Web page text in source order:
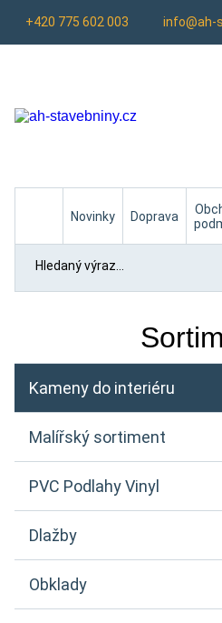
+420 775 602 003 info@ah-
Novinky
Doprava
Kameny do interiéru
Malířský sortiment
PVC Podlahy Vinyl
Dlažby
Obklady